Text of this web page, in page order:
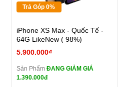
Trả Góp 0%
iPhone XS Max - Quốc Tế -
64G LikeNew ( 98%)
5.900.000₫
Sản Phẩm ĐANG GIẢM GIÁ
1.390.000đ